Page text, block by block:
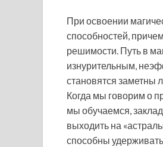
При освоении
способностей,
решимости. Путь в
изнурительным,
становятся заметны
Когда мы говорим о
мы обучаемся,
выходить на
способны